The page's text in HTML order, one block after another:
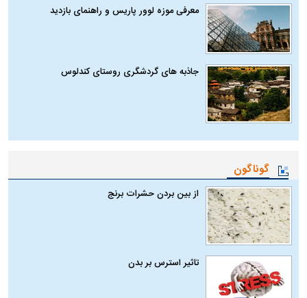
معرفی موزه لوور پاریس و راهنمای بازدید
جاذبه های گردشگری روستای کندلوس
گوناگون
از بین بردن حشرات برنج
تاثیر استرس بر بدن